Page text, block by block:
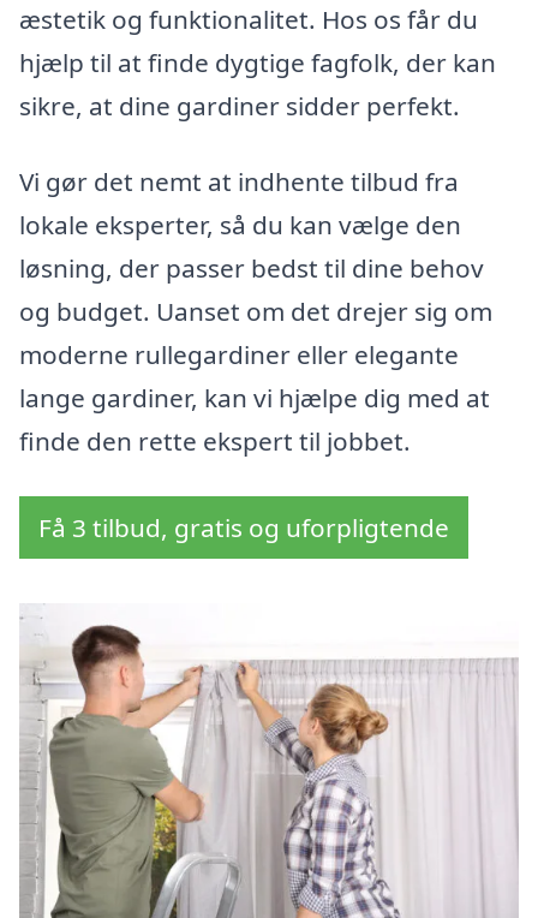
æstetik og funktionalitet. Hos os får du
hjælp til at finde dygtige fagfolk, der kan
sikre, at dine gardiner sidder perfekt.
Vi gør det nemt at indhente tilbud fra
lokale eksperter, så du kan vælge den
løsning, der passer bedst til dine behov
og budget. Uanset om det drejer sig om
moderne rullegardiner eller elegante
lange gardiner, kan vi hjælpe dig med at
finde den rette ekspert til jobbet.
Få 3 tilbud, gratis og uforpligtende